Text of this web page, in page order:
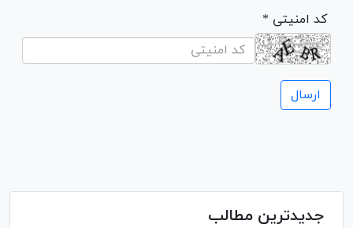
* کد امنیتی
جدیدترین مطالب